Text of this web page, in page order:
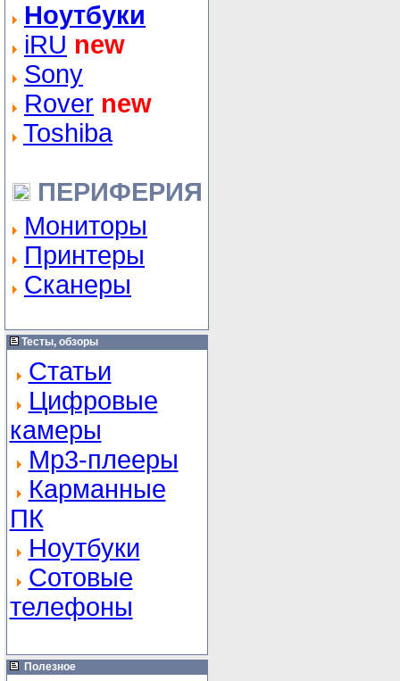
Ноутбуки
iRU new
Sony
Rover new
Toshiba
ПЕРИФЕРИЯ
Мониторы
Принтеры
Сканеры
Тесты, обзоры
Статьи
Цифровые
камеры
Mp3-плееры
Карманные
ПК
Ноутбуки
Сотовые
телефоны
Полезное